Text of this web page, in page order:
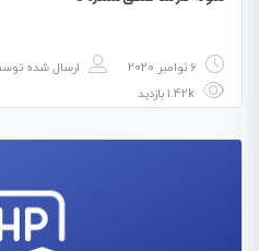
6 نوامبر 2020 ارسال شده